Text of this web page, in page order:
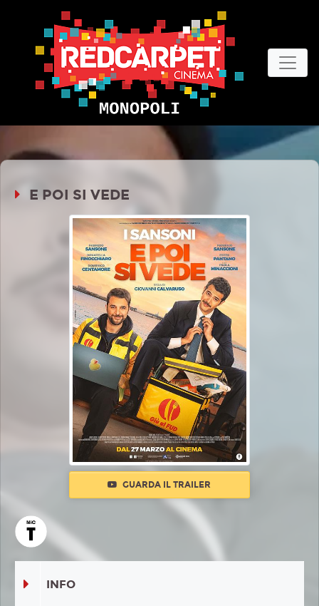
E POI SI VEDE
GUARDA IL TRAILER
INFO